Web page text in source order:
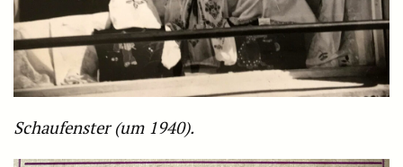
Schaufenster (um 1940).